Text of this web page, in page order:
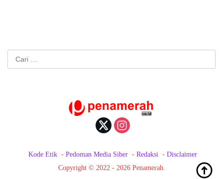
Kode Etik Pedoman Media Siber Redaksi
Disclaimer
Copyright © 2022 - 2026 Penamerah.